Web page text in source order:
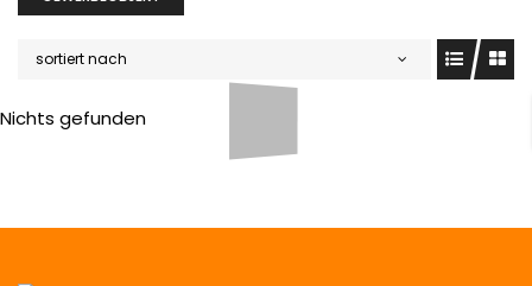
sortiert nach
Nichts gefunden